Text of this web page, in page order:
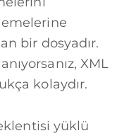
bir dosyadır.
XML
kolaydır.
yüklü